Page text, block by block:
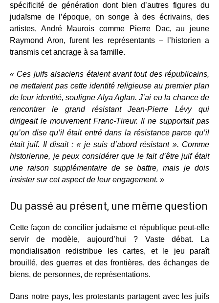
spécificité de génération dont bien d’autres figures du
judaïsme de l’époque, on songe à des écrivains, des
artistes, André Maurois comme Pierre Dac, au jeune
Raymond Aron, furent les représentants – l’historien a
transmis cet ancrage à sa famille.
« Ces juifs alsaciens étaient avant tout des républicains,
ne mettaient pas cette identité religieuse au premier plan
de leur identité, souligne Alya Aglan. J’ai eu la chance de
rencontrer le grand résistant Jean-Pierre Lévy qui
dirigeait le mouvement Franc-Tireur. Il ne supportait pas
qu’on dise qu’il était entré dans la résistance parce qu’il
était juif. Il disait : « je suis d’abord résistant ». Comme
historienne, je peux considérer que le fait d’être juif était
une raison supplémentaire de se battre, mais je dois
insister sur cet aspect de leur engagement. »
Du passé au présent, une même question
Cette façon de concilier judaïsme et république peut-elle
servir de modèle, aujourd’hui ? Vaste débat. La
mondialisation redistribue les cartes, et le jeu paraît
brouillé, des guerres et des frontières, des échanges de
biens, de personnes, de représentations.
Dans notre pays, les protestants partagent avec les juifs